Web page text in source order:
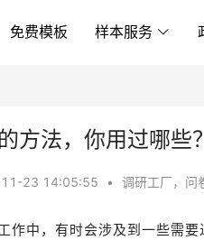
免费模板 样本服务
方法，你用过哪些
23 14:05:55 • 调研工厂，问
作中，有时会涉及到一些需